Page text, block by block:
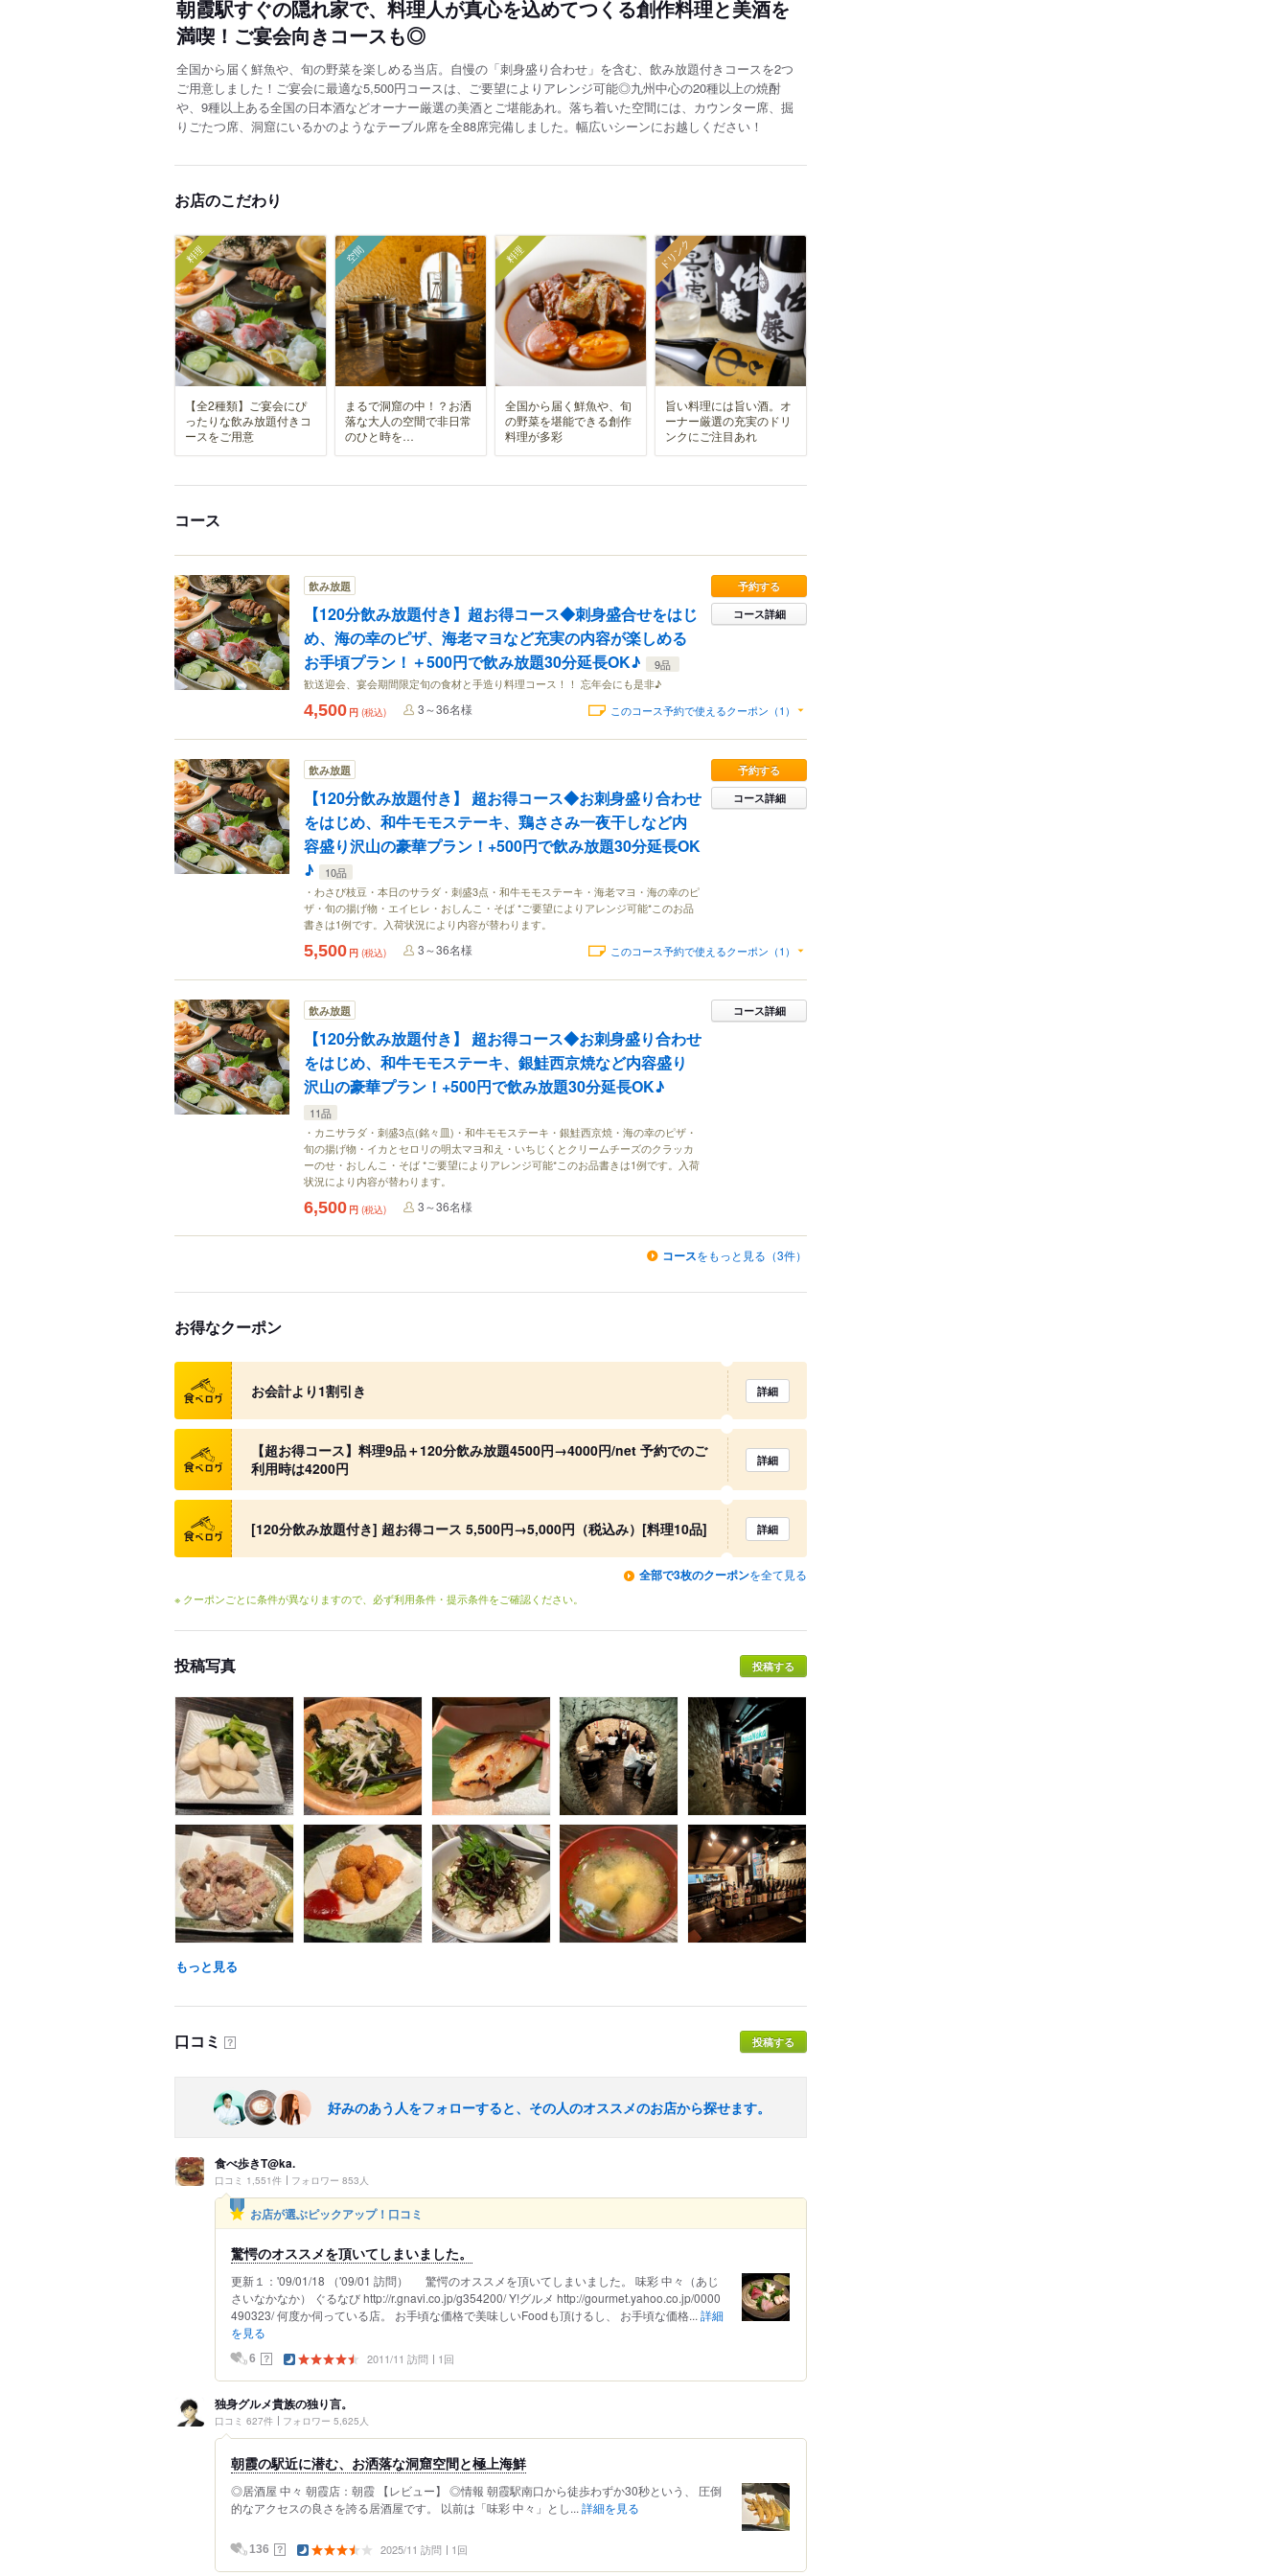
朝霞駅すぐの隠れ家で、料理人が真心を込めてつくる創作料理と美酒を
満喫！ご宴会向きコースも◎
全国から届く鮮魚や、旬の野菜を楽しめる当店。自慢の「刺身盛り合わせ」を含む、飲み放題付きコースを2つ
ご用意しました！ご宴会に最適な5,500円コースは、ご要望によりアレンジ可能◎九州中心の20種以上の焼酎
や、9種以上ある全国の日本酒などオーナー厳選の美酒とご堪能あれ。落ち着いた空間には、カウンター席、掘
りごたつ席、洞窟にいるかのようなテーブル席を全88席完備しました。幅広いシーンにお越しください！
お店のこだわり
料理
【全2種類】ご宴会にぴ
ったりな飲み放題付きコ
ースをご用意
空間
まるで洞窟の中！？お洒
落な大人の空間で非日常
のひと時を…
料理
全国から届く鮮魚や、旬
の野菜を堪能できる創作
料理が多彩
ドリンク
旨い料理には旨い酒。オ
ーナー厳選の充実のドリ
ンクにご注目あれ
コース
飲み放題
【120分飲み放題付き】超お得コース◆刺身盛合せをはじ
め、海の幸のピザ、海老マヨなど充実の内容が楽しめる
お手頃プラン！＋500円で飲み放題30分延長OK♪
9品
歓送迎会、宴会期間限定旬の食材と手造り料理コース！！ 忘年会にも是非♪
予約する
コース詳細
4,500 円 (税込) 3～36名様 このコース予約で使えるクーポン（1）
飲み放題
【120分飲み放題付き】 超お得コース◆お刺身盛り合わせ
をはじめ、和牛モモステーキ、鶏ささみ一夜干しなど内
容盛り沢山の豪華プラン！+500円で飲み放題30分延長OK
♪
10品
・わさび枝豆・本日のサラダ・刺盛3点・和牛モモステーキ・海老マヨ・海の幸のピ
ザ・旬の揚げ物・エイヒレ・おしんこ・そば *ご要望によりアレンジ可能*このお品
書きは1例です。入荷状況により内容が替わります。
予約する
コース詳細
5,500 円 (税込) 3～36名様 このコース予約で使えるクーポン（1）
飲み放題
【120分飲み放題付き】 超お得コース◆お刺身盛り合わせ
をはじめ、和牛モモステーキ、銀鮭西京焼など内容盛り
沢山の豪華プラン！+500円で飲み放題30分延長OK♪
11品
・カニサラダ・刺盛3点(銘々皿)・和牛モモステーキ・銀鮭西京焼・海の幸のピザ・
旬の揚げ物・イカとセロリの明太マヨ和え・いちじくとクリームチーズのクラッカ
ーのせ・おしんこ・そば *ご要望によりアレンジ可能*このお品書きは1例です。入荷
状況により内容が替わります。
コース詳細
6,500 円 (税込) 3～36名様
コースをもっと見る（3件）
お得なクーポン
クーポン
お会計より1割引き 詳細
クーポン
【超お得コース】料理9品＋120分飲み放題4500円→4000円/net 予約でのご
利用時は4200円
詳細
クーポン
[120分飲み放題付き] 超お得コース 5,500円→5,000円（税込み）[料理10品] 詳細
全部で3枚のクーポンを全て見る
※ クーポンごとに条件が異なりますので、必ず利用条件・提示条件をご確認ください。
投稿写真 投稿する
もっと見る
口コミ ？ 投稿する
好みのあう人をフォローすると、その人のオススメのお店から探せます。
食べ歩きT@ka.
口コミ 1,551件 フォロワー 853人
お店が選ぶピックアップ！口コミ
驚愕のオススメを頂いてしまいました。
更新１：'09/01/18 （'09/01 訪問） 驚愕のオススメを頂いてしまいました。 味彩 中々（あじ
さいなかなか） ぐるなび http://r.gnavi.co.jp/g354200/ Y!グルメ http://gourmet.yahoo.co.jp/0000
490323/ 何度か伺っている店。 お手頃な価格で美味しいFoodも頂けるし、 お手頃な価格... 詳細
を見る
6 ？ 2011/11 訪問 1回
独身グルメ貴族の独り言。
口コミ 627件 フォロワー 5,625人
朝霞の駅近に潜む、お洒落な洞窟空間と極上海鮮
◎居酒屋 中々 朝霞店：朝霞 【レビュー】 ◎情報 朝霞駅南口から徒歩わずか30秒という、 圧倒
的なアクセスの良さを誇る居酒屋です。 以前は「味彩 中々」とし... 詳細を見る
136 ？ 2025/11 訪問 1回